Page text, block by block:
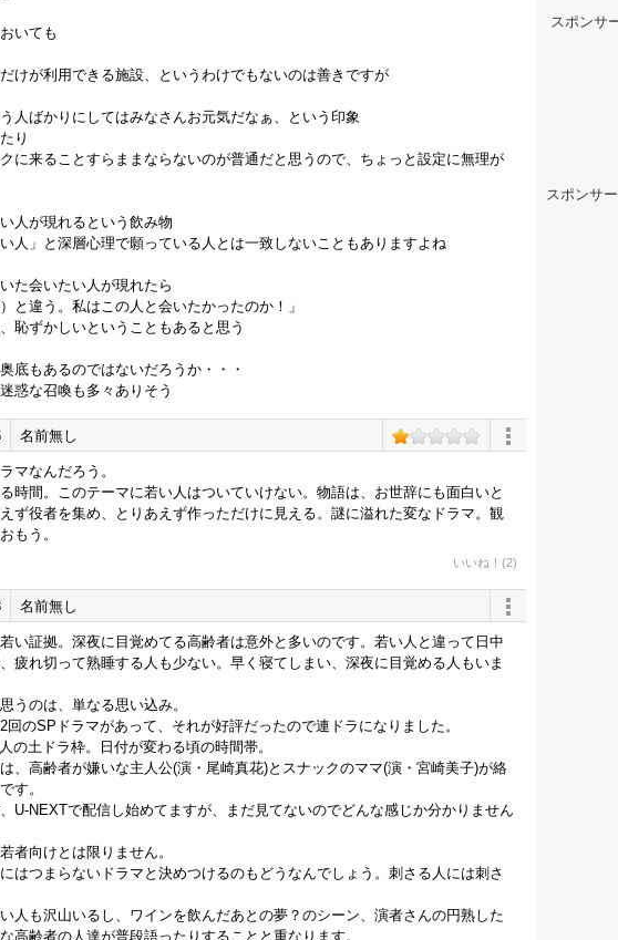
いても
けが利用できる施設、というわけでもないのは善きですが
人ばかりにしてはみなさんお元気だなぁ、という印象
り
に来ることすらままならないのが普通だと思うので、ちょっと設定に無理が
人が現れるという飲み物
人」と深層心理で願っている人とは一致しないこともありますよね
た会いたい人が現れたら
と違う。私はこの人と会いたかったのか！」
恥ずかしいということもあると思う
底もあるのではないだろうか・・・
惑な召喚も多々ありそう
名前無し
マなんだろう。
時間。このテーマに若い人はついていけない。物語は、お世辞にも面白いと
ず役者を集め、とりあえず作っただけに見える。謎に溢れた変なドラマ。観
もう。
いいね！(2)
名前無し
い証拠。深夜に目覚めてる高齢者は意外と多いのです。若い人と違って日中
疲れ切って熟睡する人も少ない。早く寝てしまい、深夜に目覚める人もいま
うのは、単なる思い込み。
回のSPドラマがあって、それが好評だったので連ドラになりました。
の土ドラ枠。日付が変わる頃の時間帯。
、高齢者が嫌いな主人公(演・尾崎真花)とスナックのママ(演・宮崎美子)が絡
す。
U-NEXTで配信し始めてますが、まだ見てないのでどんな感じか分かりません
者向けとは限りません。
はつまらないドラマと決めつけるのもどうなんでしょう。刺さる人には刺さ
人も沢山いるし、ワインを飲んだあとの夢？のシーン、演者さんの円熟した
高齢者の人達が普段語ったりすることと重なります。
スポンサ
スポンサ